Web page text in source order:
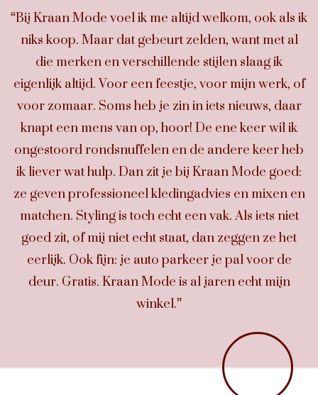
“Bij Kraan Mode voel ik me altijd welkom, ook als ik
niks koop. Maar dat gebeurt zelden, want met al
die merken en verschillende stijlen slaag ik
eigenlijk altijd. Voor een feestje, voor mijn werk, of
voor zomaar. Soms heb je zin in iets nieuws, daar
knapt een mens van op, hoor! De ene keer wil ik
ongestoord rondsnuffelen en de andere keer heb
ik liever wat hulp. Dan zit je bij Kraan Mode goed:
ze geven professioneel kledingadvies en mixen en
matchen. Styling is toch echt een vak. Als iets niet
goed zit, of mij niet echt staat, dan zeggen ze het
eerlijk. Ook fijn: je auto parkeer je pal voor de
deur. Gratis. Kraan Mode is al jaren echt mijn
winkel.”